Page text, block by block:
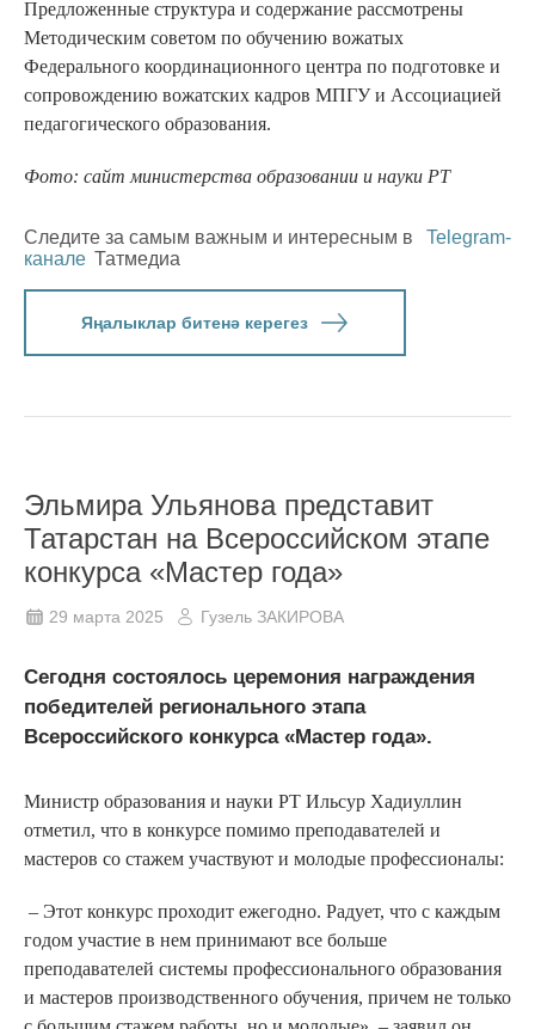
Предложенные структура и содержание рассмотрены
Методическим советом по обучению вожатых
Федерального координационного центра по подготовке и
сопровождению вожатских кадров МПГУ и Ассоциацией
педагогического образования.
Фото: сайт министерства образовании и науки РТ
Следите за самым важным и интересным в
Telegram-
канале Татмедиа
Яңалыклар битенә керегез
Эльмира Ульянова представит
Татарстан на Всероссийском этапе
конкурса «Мастер года»
29 марта 2025 Гузель ЗАКИРОВА
Сегодня состоялось церемония награждения
победителей регионального этапа
Всероссийского конкурса «Мастер года».
Министр образования и науки РТ Ильсур Хадиуллин
отметил, что в конкурсе помимо преподавателей и
мастеров со стажем участвуют и молодые профессионалы:
– Этот конкурс проходит ежегодно. Радует, что с каждым
годом участие в нем принимают все больше
преподавателей системы профессионального образования
и мастеров производственного обучения, причем не только